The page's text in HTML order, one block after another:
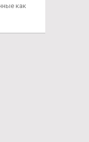
как